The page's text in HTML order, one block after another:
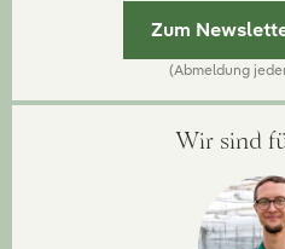
Zum
(Abmeldung
Wir sind